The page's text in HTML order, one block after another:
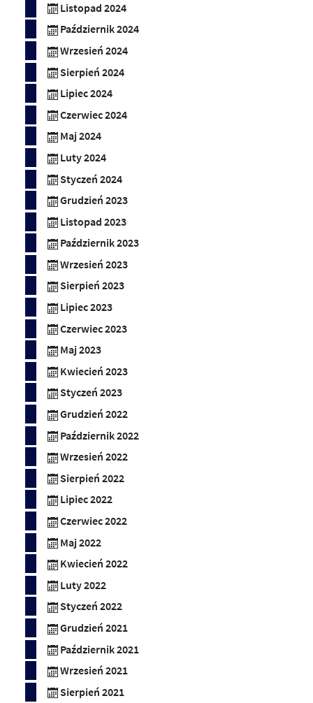
Listopad 2024
Październik 2024
Wrzesień 2024
Sierpień 2024
Lipiec 2024
Czerwiec 2024
Maj 2024
Luty 2024
Styczeń 2024
Grudzień 2023
Listopad 2023
Październik 2023
Wrzesień 2023
Sierpień 2023
Lipiec 2023
Czerwiec 2023
Maj 2023
Kwiecień 2023
Styczeń 2023
Grudzień 2022
Październik 2022
Wrzesień 2022
Sierpień 2022
Lipiec 2022
Czerwiec 2022
Maj 2022
Kwiecień 2022
Luty 2022
Styczeń 2022
Grudzień 2021
Październik 2021
Wrzesień 2021
Sierpień 2021